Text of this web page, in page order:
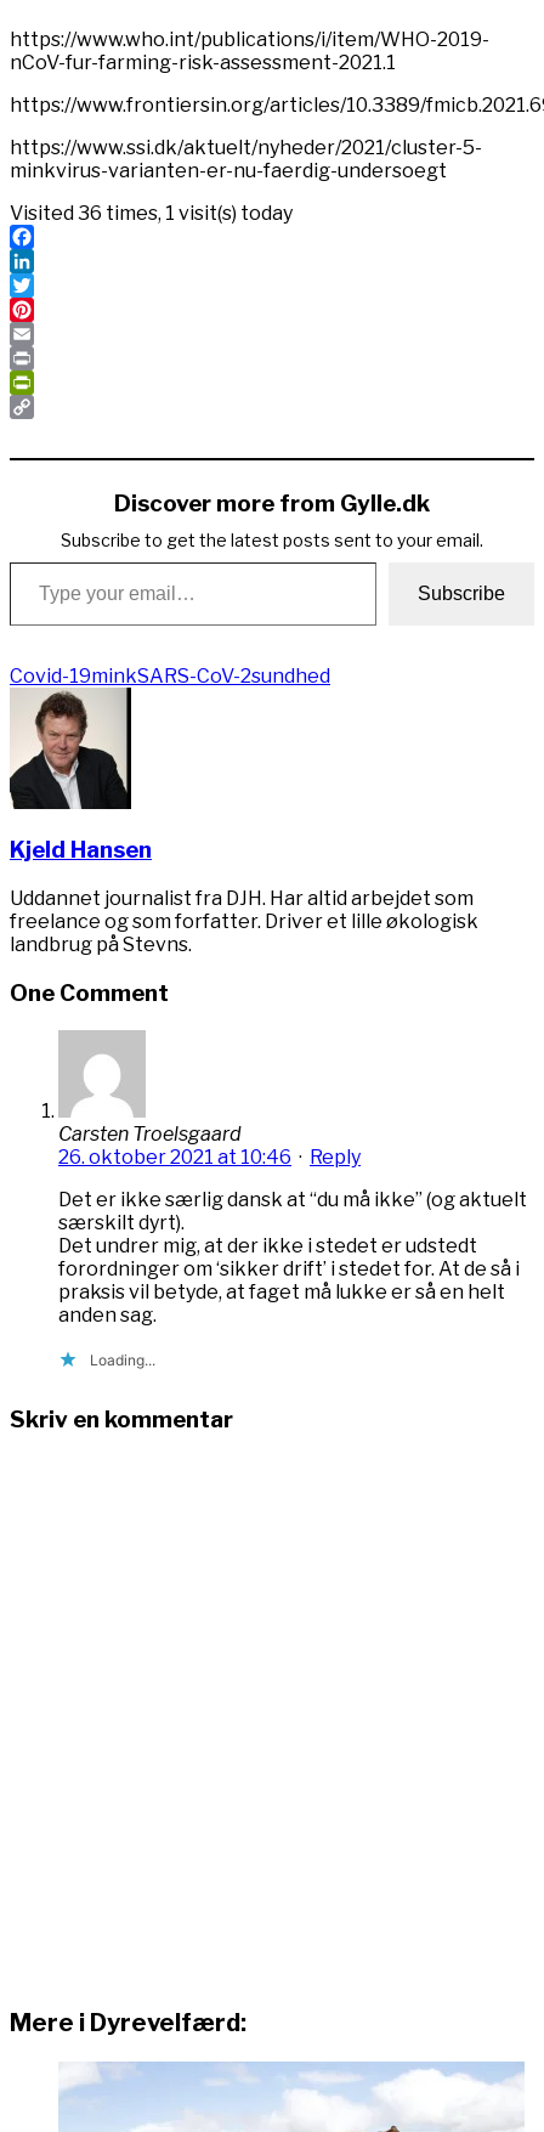
https://www.who.int/publications/i/item/WHO-2019-
nCoV-fur-farming-risk-assessment-2021.1
https://www.frontiersin.org/articles/10.3389/
https://www.ssi.dk/aktuelt/nyheder/2021/cluster-5-
minkvirus-varianten-er-nu-faerdig-undersoegt
Visited 36 times, 1 visit(s) today
Facebook
LinkedIn
Twitter
Pinterest
Email
Print
PrintFriendly
Link
Discover more from Gylle.dk
Subscribe to get the latest posts sent to your email.
Type your email…
Subscribe
Covid-19minkSARS-CoV-2sundhed
Kjeld Hansen
Uddannet journalist fra DJH. Har altid arbejdet som
freelance og som forfatter. Driver et lille økologisk
landbrug på Stevns.
One Comment
Carsten Troelsgaard
26. oktober 2021 at 10:46 · Reply
Det er ikke særlig dansk at “du må ikke” (og aktuelt
særskilt dyrt).
Det undrer mig, at der ikke i stedet er udstedt
forordninger om ‘sikker drift’ i stedet for. At de så i
praksis vil betyde, at faget må lukke er så en helt
anden sag.
Loading...
Skriv en kommentar
Mere i Dyrevelfærd: